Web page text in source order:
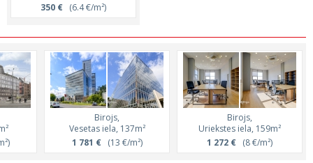
350 € (6.4 €/m²)
Birojs,
Vesetas iela, 137m²
1 781 €(13 €/m²)
Birojs,
Uriekstes iela, 159m²
1 272 € (8 €/m²)